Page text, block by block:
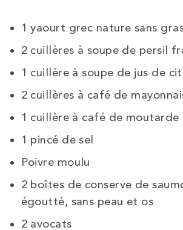
1 yaourt grec nature sans
2 cuillères à soupe de persil
1 cuillère à soupe de jus de
2 cuillères à café de
1 cuillère à café de moutarde
1 pincé de sel
Poivre moulu
2 boîtes de conserve de
égoutté, sans peau et os
2 avocats